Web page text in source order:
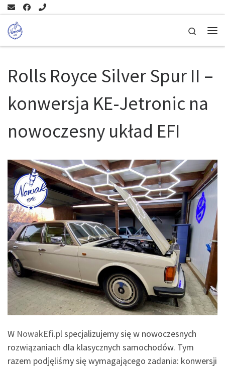
Skip to content
Search
Rolls Royce Silver Spur II –
konwersja KE-Jetronic na
nowoczesny układ EFI
W NowakEfi.plspecjalizujemy się w nowoczesnych
rozwiązaniach dla klasycznych samochodów. Tym
razem podjęliśmy się wymagającego zadania: konwersji